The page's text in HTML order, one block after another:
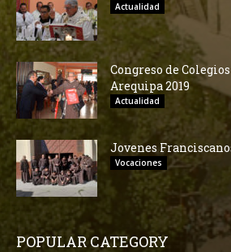
Actualidad
Congreso de
Arequipa 2019
Actualidad
Jovenes
Vocaciones
POPULAR CATEGORY